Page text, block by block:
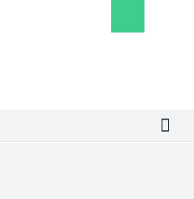
košík